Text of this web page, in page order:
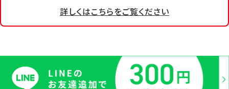
詳しくはこちらをご覧ください